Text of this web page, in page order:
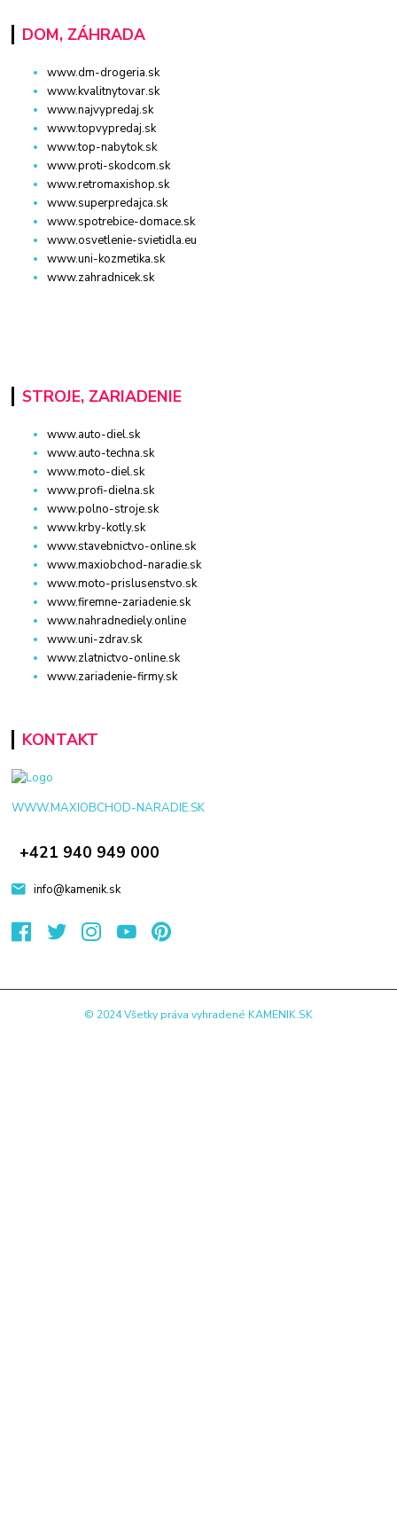
DOM, ZÁHRADA
www.dm-drogeria.sk
www.kvalitnytovar.sk
www.najvypredaj.sk
www.topvypredaj.sk
www.top-nabytok.sk
www.proti-skodcom.sk
www.retromaxishop.sk
www.superpredajca.sk
www.spotrebice-domace.sk
www.osvetlenie-svietidla.eu
www.uni-kozmetika.sk
www.zahradnicek.sk
STROJE, ZARIADENIE
www.auto-diel.sk
www.auto-techna.sk
www.moto-diel.sk
www.profi-dielna.sk
www.polno-stroje.sk
www.krby-kotly.sk
www.stavebnictvo-online.sk
www.maxiobchod-naradie.sk
www.moto-prislusenstvo.sk
www.firemne-zariadenie.sk
www.nahradnediely.online
www.uni-zdrav.sk
www.zlatnictvo-online.sk
www.zariadenie-firmy.sk
KONTAKT
WWW.MAXIOBCHOD-NARADIE.SK
+421 940 949 000
info@kamenik.sk
© 2024 Všetky práva vyhradené KAMENIK.SK